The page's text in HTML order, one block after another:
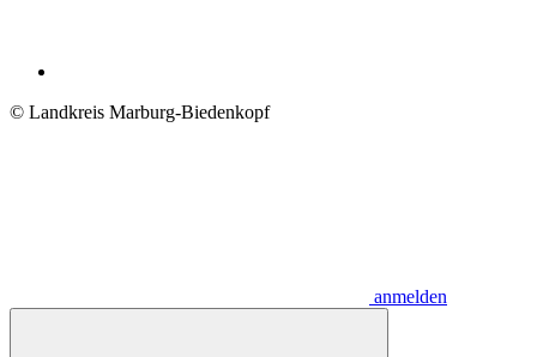
© Landkreis Marburg-Biedenkopf
anmelden